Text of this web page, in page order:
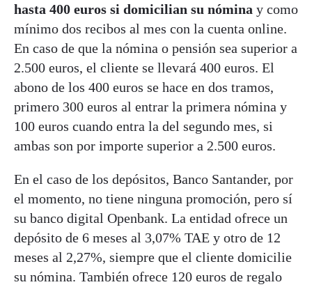
hasta 400 euros si domicilian su nómina y como
mínimo dos recibos al mes con la cuenta online.
En caso de que la nómina o pensión sea superior a
2.500 euros, el cliente se llevará 400 euros. El
abono de los 400 euros se hace en dos tramos,
primero 300 euros al entrar la primera nómina y
100 euros cuando entra la del segundo mes, si
ambas son por importe superior a 2.500 euros.
En el caso de los depósitos, Banco Santander, por
el momento, no tiene ninguna promoción, pero sí
su banco digital Openbank. La entidad ofrece un
depósito de 6 meses al 3,07% TAE y otro de 12
meses al 2,27%, siempre que el cliente domicilie
su nómina. También ofrece 120 euros de regalo